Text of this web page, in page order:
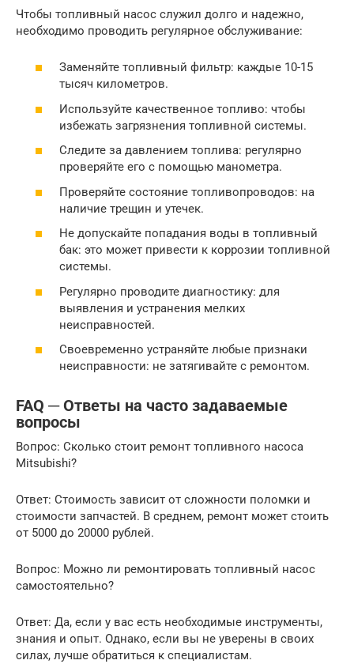
Чтобы топливный насос служил долго и надежно,
необходимо проводить регулярное обслуживание:
Заменяйте топливный фильтр: каждые 10-15
тысяч километров.
Используйте качественное топливо: чтобы
избежать загрязнения топливной системы.
Следите за давлением топлива: регулярно
проверяйте его с помощью манометра.
Проверяйте состояние топливопроводов: на
наличие трещин и утечек.
Не допускайте попадания воды в топливный
бак: это может привести к коррозии топливной
системы.
Регулярно проводите диагностику: для
выявления и устранения мелких
неисправностей.
Своевременно устраняйте любые признаки
неисправности: не затягивайте с ремонтом.
FAQ ─ Ответы на часто задаваемые
вопросы
Вопрос: Сколько стоит ремонт топливного насоса
Mitsubishi?
Ответ: Стоимость зависит от сложности поломки и
стоимости запчастей. В среднем, ремонт может стоить
от 5000 до 20000 рублей.
Вопрос: Можно ли ремонтировать топливный насос
самостоятельно?
Ответ: Да, если у вас есть необходимые инструменты,
знания и опыт. Однако, если вы не уверены в своих
силах, лучше обратиться к специалистам.